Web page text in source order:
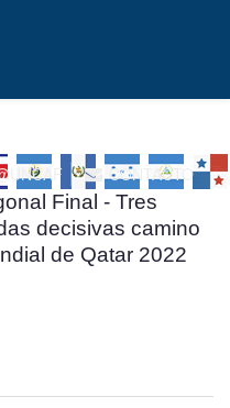
CONTACTO
Final - Tres
decisivas camino
de Qatar 2022